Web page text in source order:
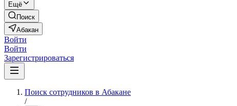
Ещё
Поиск
Абакан
Войти
Войти
Зарегистрироваться
Поиск сотрудников в Абакане
/